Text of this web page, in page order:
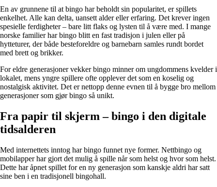
En av grunnene til at bingo har beholdt sin popularitet, er spillets
enkelhet. Alle kan delta, uansett alder eller erfaring. Det krever ingen
spesielle ferdigheter – bare litt flaks og lysten til å være med. I mange
norske familier har bingo blitt en fast tradisjon i julen eller på
hytteturer, der både besteforeldre og barnebarn samles rundt bordet
med brett og brikker.
For eldre generasjoner vekker bingo minner om ungdommens kvelder i
lokalet, mens yngre spillere ofte opplever det som en koselig og
nostalgisk aktivitet. Det er nettopp denne evnen til å bygge bro mellom
generasjoner som gjør bingo så unikt.
Fra papir til skjerm – bingo i den digitale
tidsalderen
Med internettets inntog har bingo funnet nye former. Nettbingo og
mobilapper har gjort det mulig å spille når som helst og hvor som helst.
Dette har åpnet spillet for en ny generasjon som kanskje aldri har satt
sine ben i en tradisjonell bingohall.